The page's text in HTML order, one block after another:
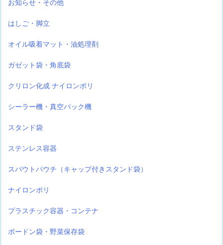
お知らせ・その他
はしご・脚立
オイル吸着マット・油処理剤
ガゼット袋・角底袋
クリロン化成 ナイロンポリ
シーラー機・真空パック機
スタンド袋
ステンレス容器
スパウトパウチ（キャップ付きスタンド袋）
ナイロンポリ
プラスチック容器・コンテナ
ボードン袋・野菜保存袋